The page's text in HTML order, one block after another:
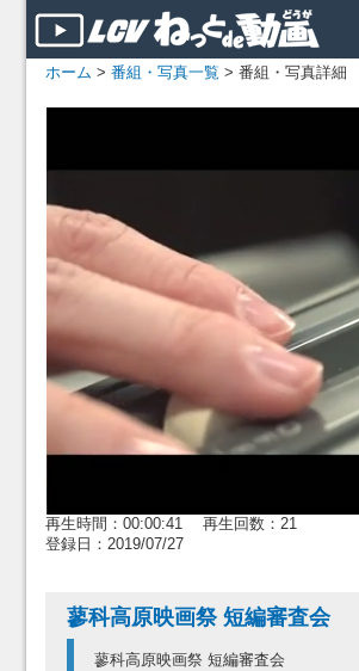
ホーム > 番組・写真一覧 > 番組・写真詳細
再生時間：00:00:41 再生回数：21
登録日：2019/07/27
蓼科高原映画祭 短編審査会
蓼科高原映画祭 短編審査会